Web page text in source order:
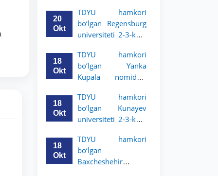
talabalari uchun
akademik mobillik
dasturini e’lon qildi
20
Okt
TDYU hamkori
bo‘lgan Regensburg
universiteti 2-3-kurs
akademik mobillik
dasturini e’lon qildi
18
Okt
TDYU hamkori
bo‘lgan Yanka
Kupala nomidagi
universiteti 2-3-
bosqich talabalari
uchun akademik
e’lon qildi
18
Okt
TDYU hamkori
bo‘lgan Kunayev
universiteti 2-3-kurs
akademik mobillik
dasturini e’lon qiladi
18
Okt
TDYU hamkori
bo‘lgan
Baxcheshehir